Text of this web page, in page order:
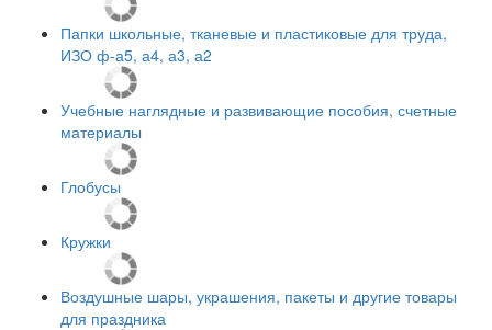
Папки школьные, тканевые и пластиковые для труда,
ИЗО ф-а5, а4, а3, а2
Учебные наглядные и развивающие пособия, счетные
материалы
Глобусы
Кружки
Воздушные шары, украшения, пакеты и другие товары
для праздника